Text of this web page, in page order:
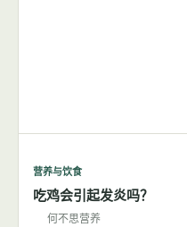
营养与饮食
吃鸡会引起发炎吗？
何不思营养